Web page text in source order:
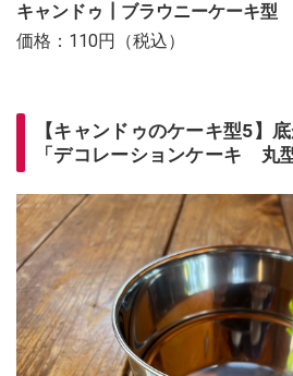
キャンドゥ┃ブラウニーケーキ型
価格：110円（税込）
【キャンドゥのケーキ型5】
「デコレーションケーキ 丸